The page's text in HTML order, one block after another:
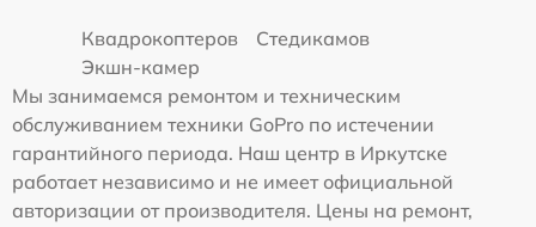
Квадрокоптеров
Стедикамов
Экшн-камер
Мы занимаемся ремонтом и техническим
обслуживанием техники GoPro по истечении
гарантийного периода. Наш центр в Иркутске
работает независимо и не имеет официальной
авторизации от производителя. Цены на ремонт,